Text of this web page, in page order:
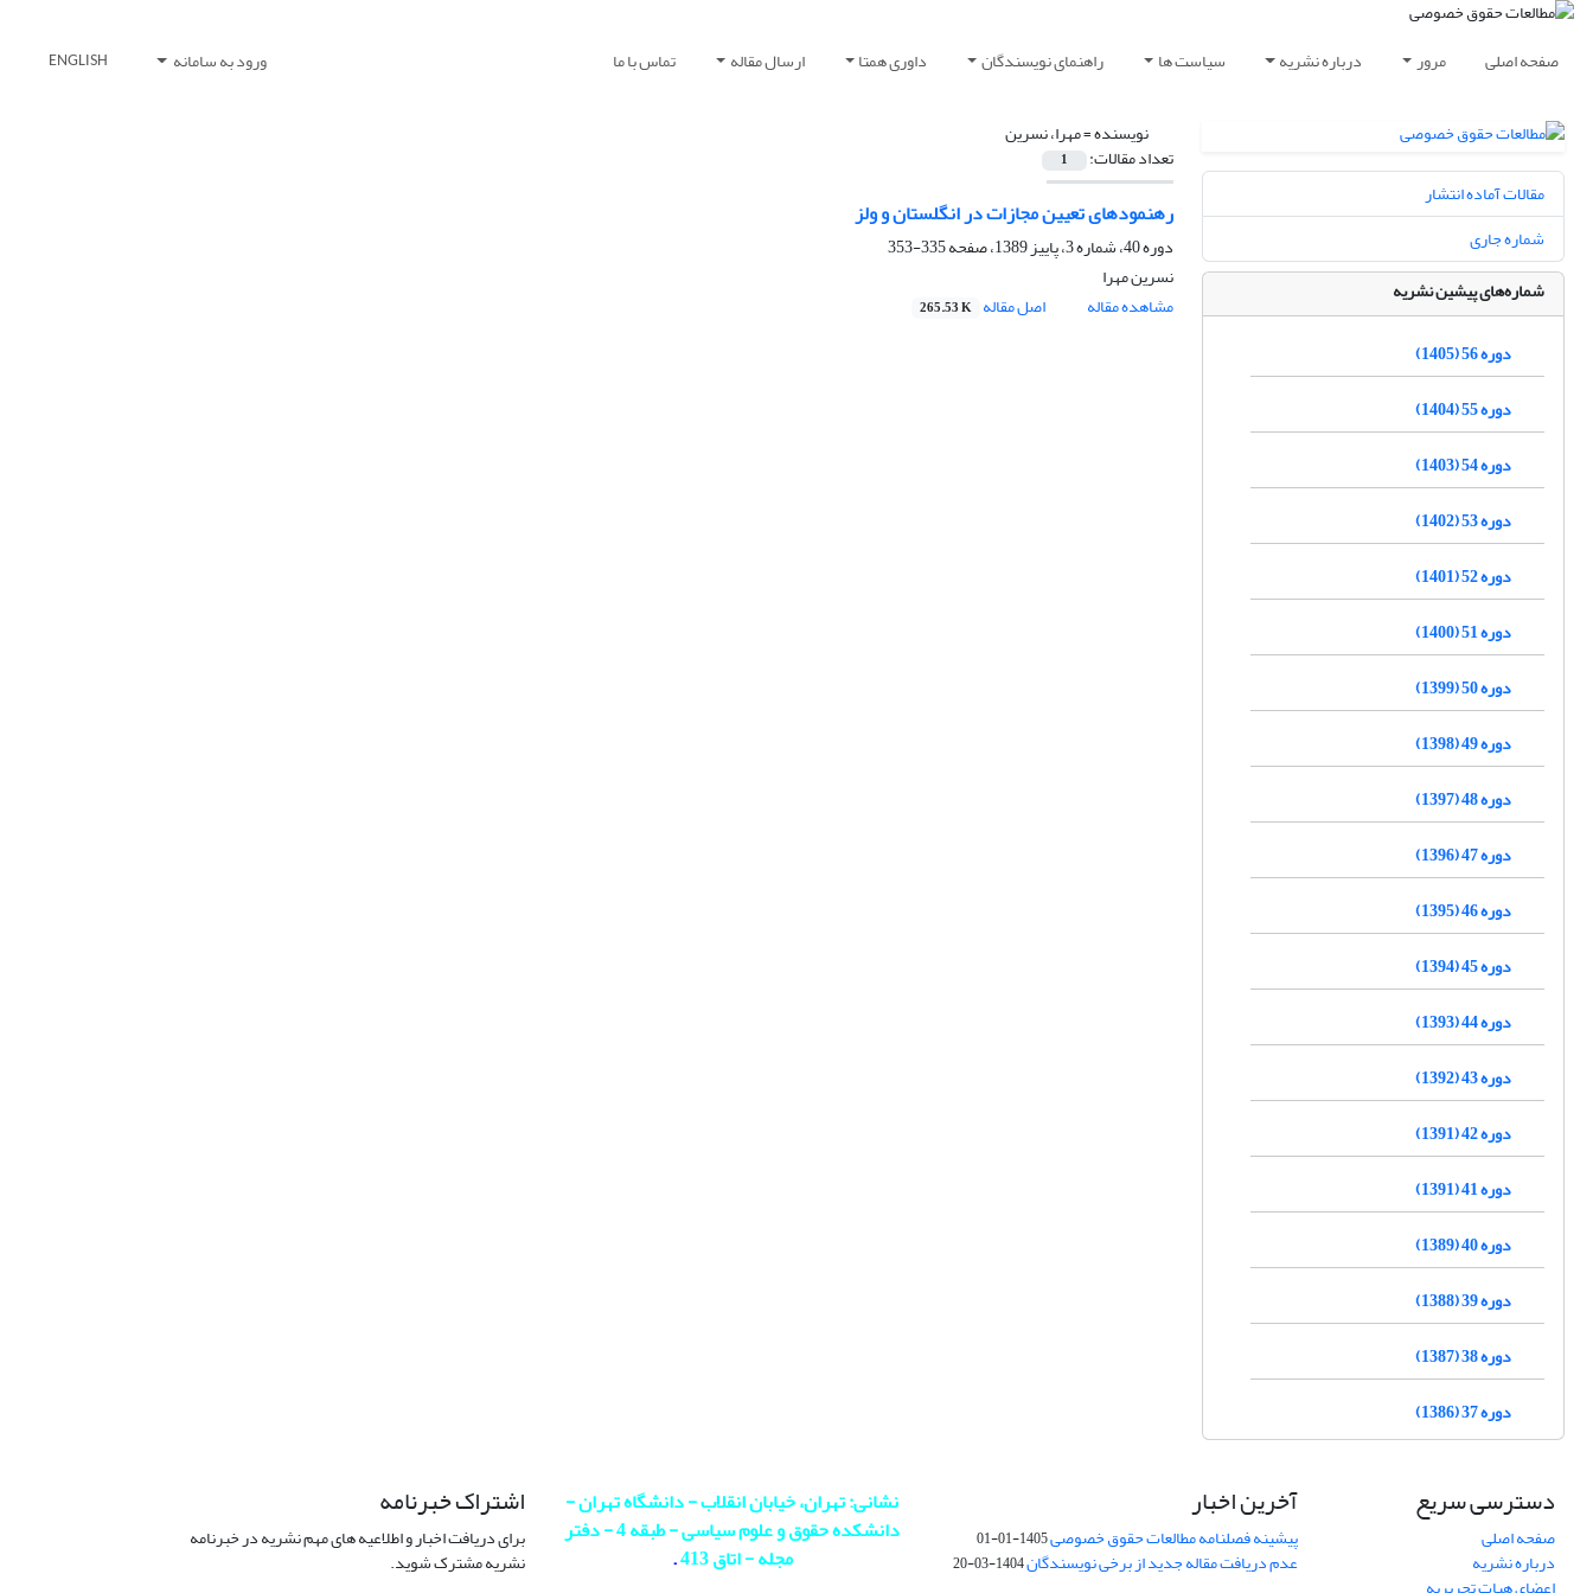
صفحه اصلی مرور درباره نشریه سیاست ها راهنمای نویسندگان داوری همتا ارسال مقاله تماس با ما ورود به سامانه ENGLISH
نویسنده =مهرا، نسرین
تعداد مقالات: 1
رهنمودهای تعیین مجازات در انگلستان و ولز
دوره 40، شماره 3، پاییز 1389، صفحه
335-353
نسرین مهرا
مشاهده مقاله
اصل مقاله 265.53 K
مقالات آماده انتشار
شماره جاری
شماره‌های پیشین نشریه
دوره 56 (1405)
دوره 55 (1404)
دوره 54 (1403)
دوره 53 (1402)
دوره 52 (1401)
دوره 51 (1400)
دوره 50 (1399)
دوره 49 (1398)
دوره 48 (1397)
دوره 47 (1396)
دوره 46 (1395)
دوره 45 (1394)
دوره 44 (1393)
دوره 43 (1392)
دوره 42 (1391)
دوره 41 (1391)
دوره 40 (1389)
دوره 39 (1388)
دوره 38 (1387)
دوره 37 (1386)
دسترسی سریع
صفحه اصلی
درباره نشریه
آخرین اخبار
پیشینه فصلنامه مطالعات حقوق خصوصی1405-01-01
عدم دریافت مقاله جدید از برخی نویسندگان1404-03-20
نشانی: تهران، خیابان انقلاب - دانشگاه تهران -
دانشکده حقوق و علوم سیاسی - طبقه 4 - دفتر
مجله - اتاق 413
.
اشتراک خبرنامه
برای دریافت اخبار و اطلاعیه های مهم نشریه در خبرنامه
نشریه مشترک شوید.